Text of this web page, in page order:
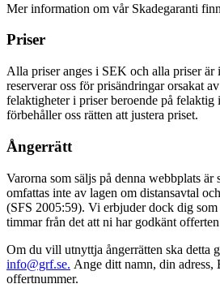
Mer information om vår Skadegaranti
Priser
Alla priser anges i SEK och alla priser
reserverar oss för prisändringar orsakat
felaktigheter i priser beroende på felaktig
förbehåller oss rätten att justera priset.
Ångerrätt
Varorna som säljs på denna webbplats är
omfattas inte av lagen om distansavtal
(SFS 2005:59). Vi erbjuder dock dig
timmar från det att ni har godkänt
Om du vill utnyttja ångerrätten ska detta
info@grf.se. Ange ditt namn, din adress,
offertnummer.